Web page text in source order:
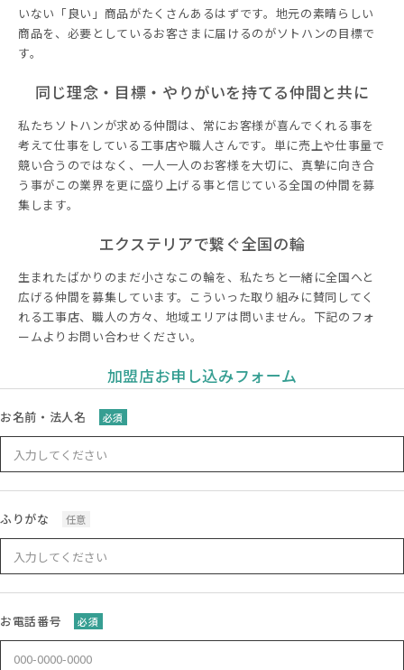
いない「良い」商品がたくさんあるはずです。地元の素晴らしい
商品を、必要としているお客さまに届けるのがソトハンの目標で
す。
同じ理念・目標・やりがいを持てる仲間と共に
私たちソトハンが求める仲間は、常にお客様が喜んでくれる事を
考えて仕事をしている工事店や職人さんです。単に売上や仕事量で
競い合うのではなく、一人一人のお客様を大切に、真摯に向き合
う事がこの業界を更に盛り上げる事と信じている全国の仲間を募
集します。
エクステリアで繋ぐ全国の輪
生まれたばかりのまだ小さなこの輪を、私たちと一緒に全国へと
広げる仲間を募集しています。こういった取り組みに賛同してく
れる工事店、職人の方々、地域エリアは問いません。下記のフォ
ームよりお問い合わせください。
加盟店お申し込みフォーム
お名前・法人名 必須
ふりがな 任意
お電話番号 必須